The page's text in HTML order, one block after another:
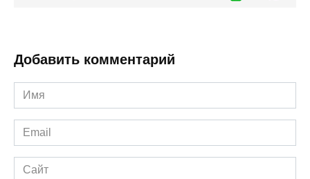
Добавить комментарий
Имя
*
Email
*
Сайт